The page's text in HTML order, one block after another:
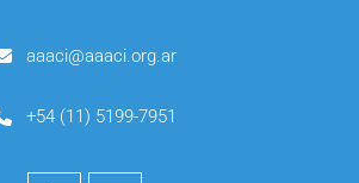
aaaci@aaaci.org.ar
+54 (11) 5199-7951